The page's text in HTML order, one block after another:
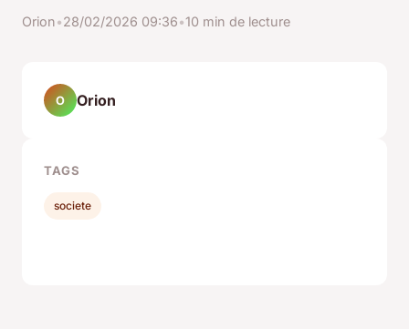
Orion•28/02/2026 09:36•10 min de lecture
O Orion
TAGS
societe